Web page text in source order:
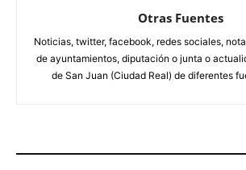
Otras Fuentes
Noticias, twitter, facebook, redes sociales,
de ayuntamientos, diputación o junta o
de San Juan (Ciudad Real) de diferentes